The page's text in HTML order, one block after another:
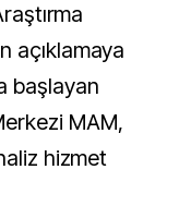
açıklamaya
başlayan
MAM,
hizmet